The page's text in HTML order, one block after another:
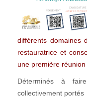
différents domaines
restauratrice et
une première réunion
Déterminés à
collectivement